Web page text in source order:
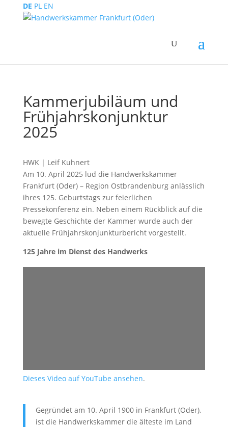
DE PL EN
Kammerjubiläum und
Frühjahrskonjunktur
2025
HWK | Leif Kuhnert
Am 10. April 2025 lud die Handwerkskammer
Frankfurt (Oder) – Region Ostbrandenburg anlässlich
ihres 125. Geburtstags zur feierlichen
Pressekonferenz ein. Neben einem Rückblick auf die
bewegte Geschichte der Kammer wurde auch der
aktuelle Frühjahrskonjunkturbericht vorgestellt.
125 Jahre im Dienst des Handwerks
Dieses Video auf YouTube ansehen.
Gegründet am 10. April 1900 in Frankfurt (Oder),
ist die Handwerkskammer die älteste im Land